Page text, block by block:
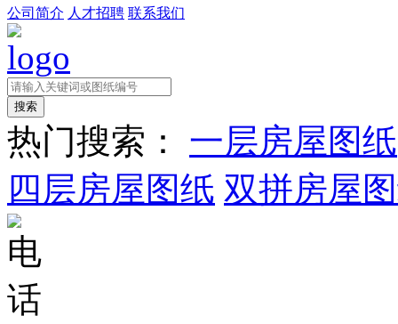
公司简介 人才招聘 联系我们
热门搜索： 一层房屋图纸
四层房屋图纸 双拼房屋